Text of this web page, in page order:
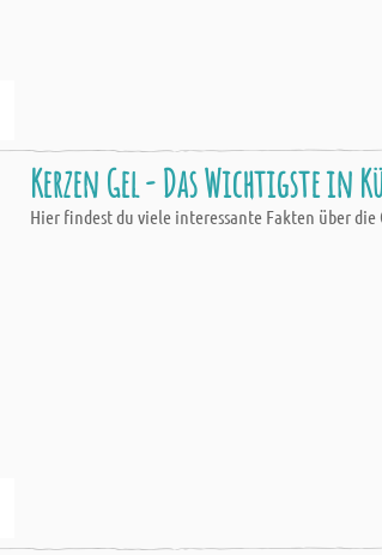
Kerzen Gel - Das Wichtigste in
Hier findest du viele interessante Fakten über